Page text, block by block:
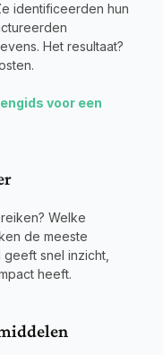
identificeerden hun
Het resultaat?
voor een
Welke
de meeste
snel inzicht,
heeft.